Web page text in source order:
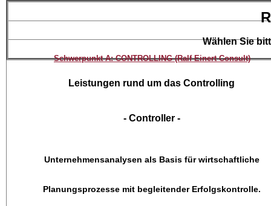
Wählen Sie
Schwerpunkt A: CONTROLLING (Ralf Einert Consult)
Leistungen rund um das Controlling
- Controller -
Unternehmensanalysen als Basis für wirtschaftliche
Planungsprozesse mit begleitender Erfolgskontrolle.